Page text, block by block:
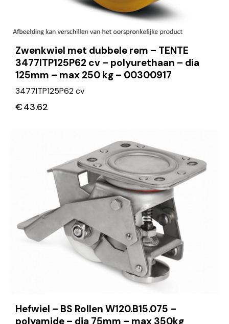
Zwenkwiel met dubbele rem – TENTE
3477ITP125P62 cv – polyurethaan – dia
125mm – max 250 kg – 00300917
3477ITP125P62 cv
€43.62
Hefwiel – BS Rollen W120.B15.075 –
polyamide – dia 75mm – max 350kg